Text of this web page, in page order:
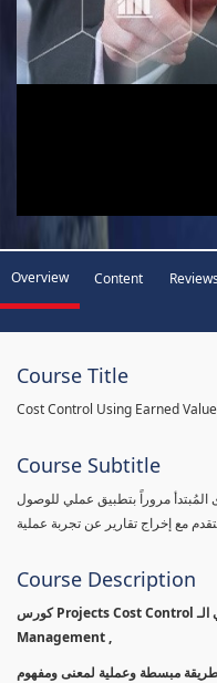
Overview Content Reviews
Course Title
Cost Control Using Earned
Course Subtitle
مروراً بتطبيق عملي للوصول
مع إخراج تقارير عن تجربة عملية
Course Description
كورس Projects Cost Control بأستخدام أشهر طريقة وهي الـ Earned Value
Management ,
مبسطة وعملية لمعنى ومفهوم